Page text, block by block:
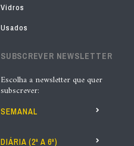
Vidros
Usados
SUBSCREVER NEWSLETTER
Escolha a newsletter que quer
subscrever:
SEMANAL
DIÁRIA (2ª A 6ª)